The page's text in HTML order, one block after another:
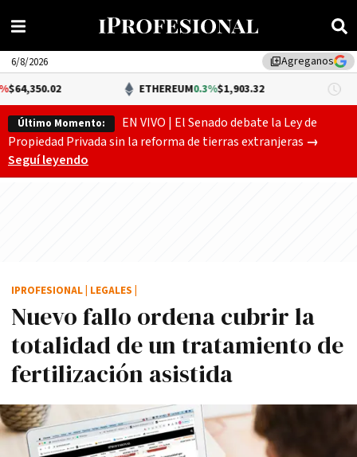
library_addAgreganos
6/8/2026
ETHEREUM0.3%$1,903.32
Último Momento:
EN VIVO | El Senado debate la Ley de
Propiedad Privada sin la reforma de tierras extranjeras →
Seguí leyendo
Nuevo fallo ordena cubrir la
totalidad de un tratamiento de
fertilización asistida
IPROFESIONAL LEGALES